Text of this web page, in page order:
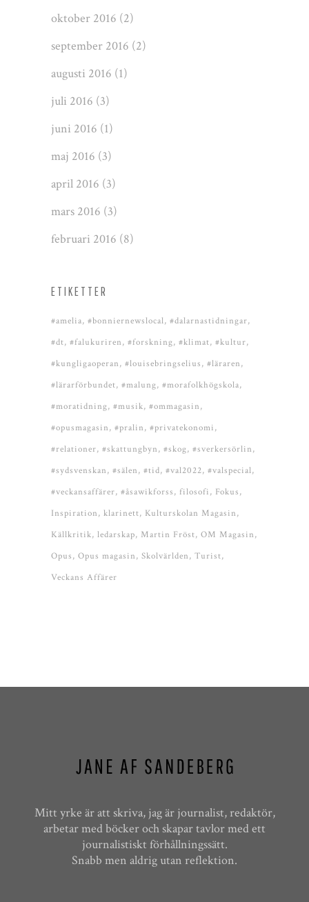
oktober 2016 (2)
september 2016 (2)
augusti 2016 (1)
juli 2016 (3)
juni 2016 (1)
maj 2016 (3)
april 2016 (3)
mars 2016 (3)
februari 2016 (8)
ETIKETTER
#amelia #bonniernewslocal #dalarnastidningar
#dt #falukuriren #forskning #klimat #kultur
#kungligaoperan #louisebringselius #läraren
#lärarförbundet #malung #morafolkhögskola
#moratidning #musik #ommagasin
#opusmagasin #pralin #privatekonomi
#relationer #skattungbyn #skog #sverkersörlin
#sydsvenskan #sälen #tid #val2022 #valspecial
#veckansaffärer #åsawikforss filosofi
Fokus
Inspiration klarinett Kulturskolan Magasin
Källkritik ledarskap Martin Fröst OM Magasin
Opus Opus magasin Skolvärlden Turist
Veckans Affärer
Mitt yrke är att skriva, jag är journalist, redaktör,
arbetar med böcker och skapar tavlor med ett
journalistiskt förhållningssätt.
Snabb men aldrig utan reflektion.